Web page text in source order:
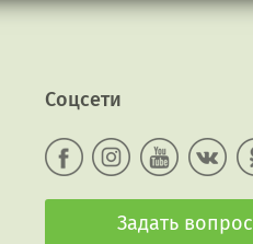
Соцсети
Задать вопрос